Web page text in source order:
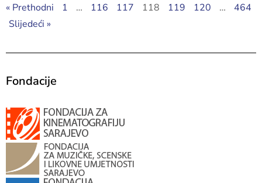
« Prethodni 1 … 116 117 118 119 120 …
464
Slijedeći »
Fondacije